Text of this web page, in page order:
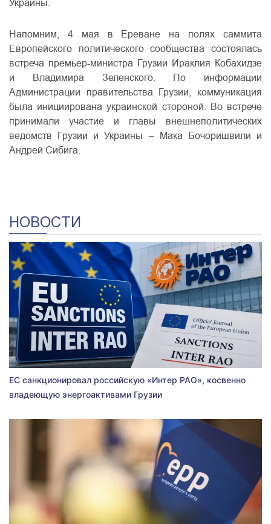
Украины.
Напомним, 4 мая в Ереване на полях саммита
Европейского политического сообщества состоялась
встреча премьер-министра Грузии Ираклия Кобахидзе
и Владимира Зеленского. По информации
Администрации правительства Грузии, коммуникация
была инициирована украинской стороной. Во встрече
принимали участие и главы внешнеполитических
ведомств Грузии и Украины – Мака Бочоришвили и
Андрей Сибига.
НОВОСТИ
ЕС санкционировал российскую «Интер РАО», косвенно
владеющую энергоактивами Грузии